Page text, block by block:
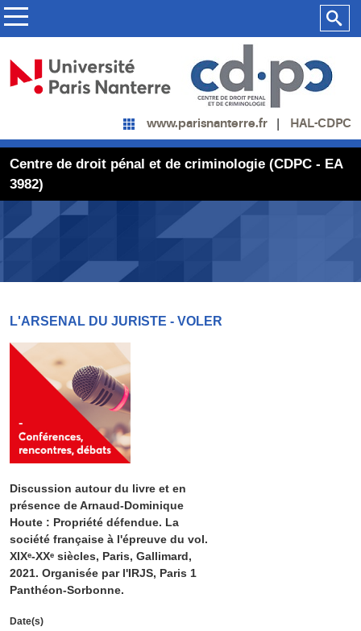
www.parisnanterre.fr HAL-CDPC
Centre de droit pénal et de criminologie (CDPC - EA
3982)
L'ARSENAL DU JURISTE - VOLER
Discussion autour du livre et en
présence de Arnaud-Dominique
Houte : Propriété défendue. La
société française à l'épreuve du vol.
XIXᵉ-XXᵉ siècles, Paris, Gallimard,
2021. Organisée par l'IRJS, Paris 1
Panthéon-Sorbonne.
Date(s)